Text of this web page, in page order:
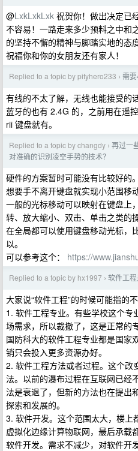
@LxkLxkLxk 祝贺你！做出决定已
不容易！一路走来多少预料之中和
的坚持不懈的精神与脚踏实地的态
祝福你和你的女朋友还有家人！
Replied to a topic by pityhero233 › 需
有线的不太了解，无线也能接受的
蓝牙的也有 2.4G 的，之前用在遥
rii 键盘就有。
Replied to a topic by changdy › 再过一
对准确的识别凌空手势的技术？
硬件的方案暂时可能没有比较好的。
想要手不离开键盘就实现小范围移
一般的光标移动可以映射在键盘上
转、放大缩小、双击、单击之类的
在全局都可以使用键盘移动光标，
以。
可以参考这个： https://
Replied to a topic by hx1997 › 软件工程
大家说“软件工程”的时候可能指的
1. 软件工程专业。有些学校这个
场需求，所以裁撤了，这是正常的
国防科大的软件工程专业都是国家
销只会投入更多资源办好。
2. 软件工程方法或者过程。这个
法。以前的瀑布过程在互联网已经
法是衰退了，但新的方法也在提出
探索和发展的。
3. 软件开发。这个范围太大，楼上
虚拟化边缘计算物联网，最后承载
软件开发。需求不减少，对软件开